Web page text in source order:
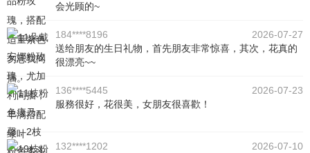
会光顾的~
184****8196
2026-07-27
送给朋友的生日礼物，首先朋友非常惊喜，其次，花真的
很漂亮~~
136****5445
2026-07-23
服務很好，花很美，女朋友很喜歡！
132****1202
2026-07-10